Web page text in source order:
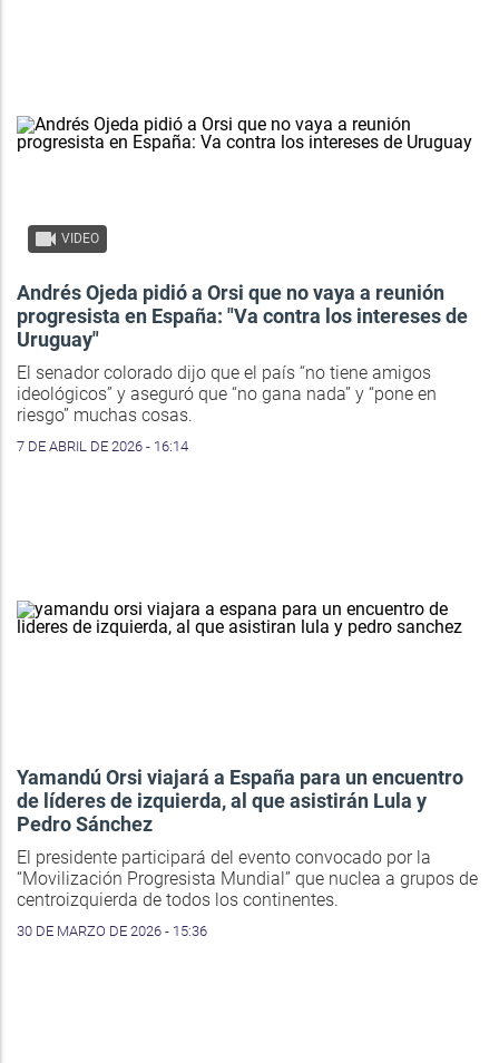
VIDEO
Andrés Ojeda pidió a Orsi que no vaya a reunión
progresista en España: "Va contra los intereses de
Uruguay"
El senador colorado dijo que el país “no tiene amigos
ideológicos” y aseguró que “no gana nada” y “pone en
riesgo” muchas cosas.
7 DE ABRIL DE 2026 - 16:14
Yamandú Orsi viajará a España para un encuentro
de líderes de izquierda, al que asistirán Lula y
Pedro Sánchez
El presidente participará del evento convocado por la
“Movilización Progresista Mundial” que nuclea a grupos de
centroizquierda de todos los continentes.
30 DE MARZO DE 2026 - 15:36